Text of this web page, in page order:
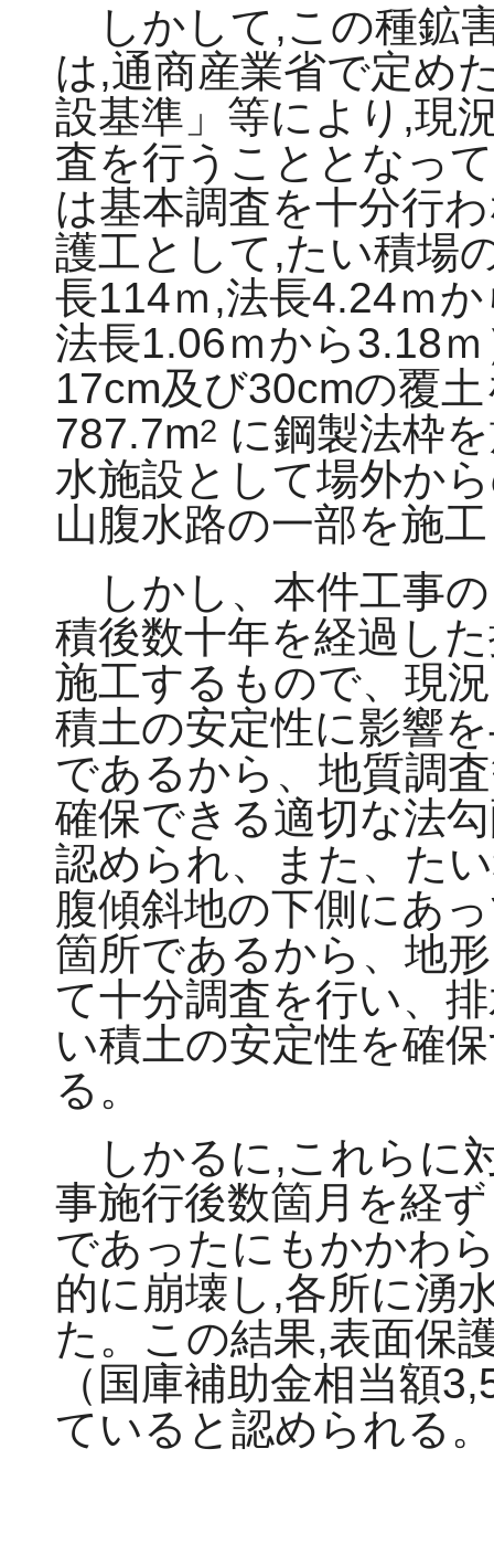
しかして,この種鉱
は,通商産業省で定め
設基準」等により,現
査を行うこととなっ
は基本調査を十分行
護工として,たい積場
長114ｍ,法長4.24ｍ
法長1.06ｍから3.18
17cm及び30cmの覆
787.7m2 に鋼製法枠
水施設として場外か
山腹水路の一部を施
しかし、本件工事
積後数十年を経過し
施工するもので、現
積土の安定性に影響
であるから、地質調
確保できる適切な法
認められ、また、た
腹傾斜地の下側にあ
箇所であるから、地
て十分調査を行い、
い積土の安定性を確
る。
しかるに,これらに
事施行後数箇月を経
であったにもかかわ
的に崩壊し,各所に湧
た。この結果,表面保
（国庫補助金相当額
ていると認められる。